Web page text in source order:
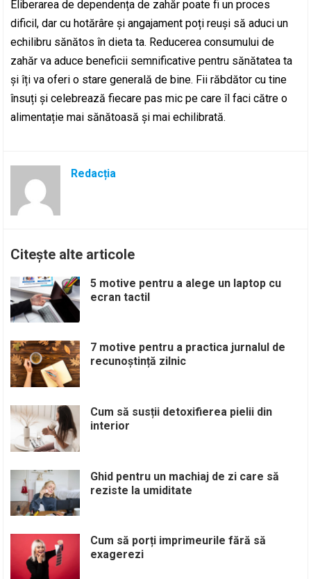
Eliberarea de dependența de zahăr poate fi un proces
dificil, dar cu hotărâre și angajament poți reuși să aduci un
echilibru sănătos în dieta ta. Reducerea consumului de
zahăr va aduce beneficii semnificative pentru sănătatea ta
și îți va oferi o stare generală de bine. Fii răbdător cu tine
însuți și celebrează fiecare pas mic pe care îl faci către o
alimentație mai sănătoasă și mai echilibrată.
Redacția
Citește alte articole
5 motive pentru a alege un laptop cu
ecran tactil
7 motive pentru a practica jurnalul de
recunoștință zilnic
Cum să susții detoxifierea pielii din
interior
Ghid pentru un machiaj de zi care să
reziste la umiditate
Cum să porți imprimeurile fără să
exagerezi